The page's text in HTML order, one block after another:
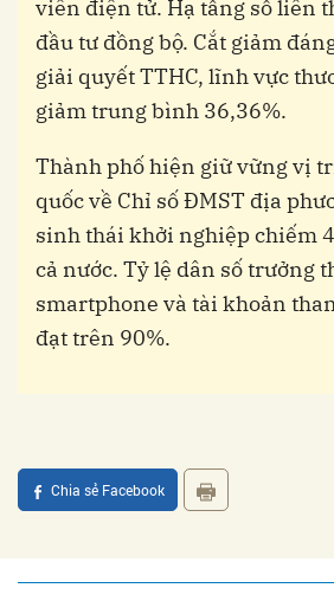
viên điện tử. Hạ tầng số liên
đầu tư đồng bộ. Cắt giảm
giải quyết TTHC, lĩnh vực
giảm trung bình 36,36%.
Thành phố hiện giữ vững vị
quốc về Chỉ số ĐMST địa
sinh thái khởi nghiệp chiếm
cả nước. Tỷ lệ dân số trưởng
smartphone và tài khoản
đạt trên 90%.
Chia sẻ Facebook